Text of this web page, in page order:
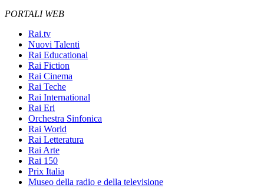
PORTALI WEB
Rai.tv
Nuovi Talenti
Rai Educational
Rai Fiction
Rai Cinema
Rai Teche
Rai International
Rai Eri
Orchestra Sinfonica
Rai World
Rai Letteratura
Rai Arte
Rai 150
Prix Italia
Museo della radio e della televisione